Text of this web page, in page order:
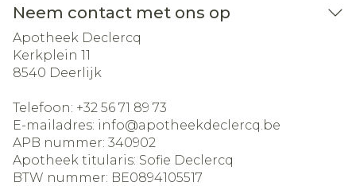
Neem contact met ons op
Apotheek Declercq
Kerkplein 11
8540 Deerlijk
Telefoon: +32 56 71 89 73
E-mailadres: info@apotheekdeclercq.be
APB nummer: 340902
Apotheek titularis: Sofie Declercq
BTW nummer: BE0894105517